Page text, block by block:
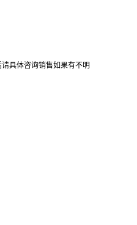
具体咨询销售如果有不明